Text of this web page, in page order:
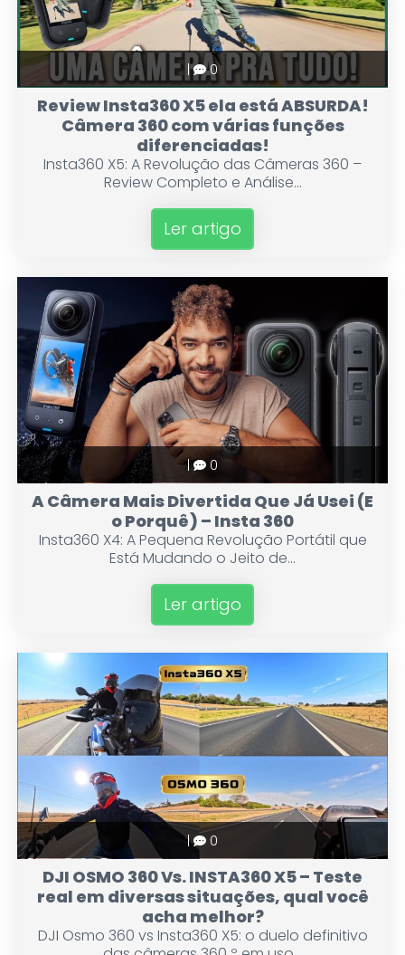
| 0
Review Insta360 X5 ela está ABSURDA!
Câmera 360 com várias funções
diferenciadas!
Insta360 X5: A Revolução das Câmeras 360 –
Review Completo e Análise...
Ler artigo
| 0
A Câmera Mais Divertida Que Já Usei (E
o Porquê) – Insta 360
Insta360 X4: A Pequena Revolução Portátil que
Está Mudando o Jeito de...
Ler artigo
| 0
DJI OSMO 360 Vs. INSTA360 X5 – Teste
real em diversas situações, qual você
acha melhor?
DJI Osmo 360 vs Insta360 X5: o duelo definitivo